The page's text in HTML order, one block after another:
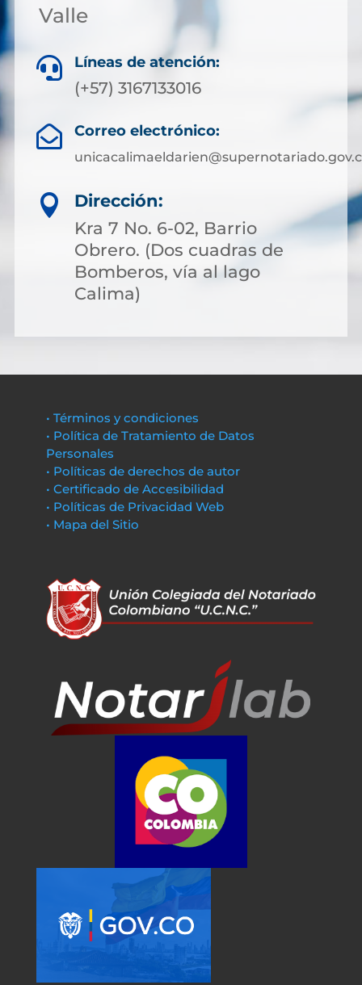
Valle
 Líneas de atención:
(+57) 3167133016
 Correo electrónico:

Dirección:
Kra 7 No. 6-02, Barrio
Obrero. (Dos cuadras de
Bomberos, vía al lago
Calima)
• Términos y condiciones
• Política de Tratamiento de Datos
Personales
• Políticas de derechos de autor
• Certificado de Accesibilidad
• Políticas de Privacidad Web
• Mapa del Sitio